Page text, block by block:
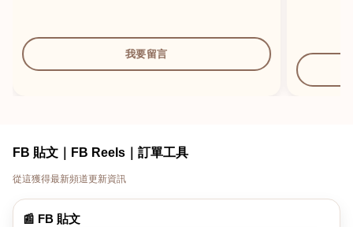
我要留言
FB 貼文｜FB Reels｜訂單工具
從這獲得最新頻道更新資訊
📰 FB 貼文